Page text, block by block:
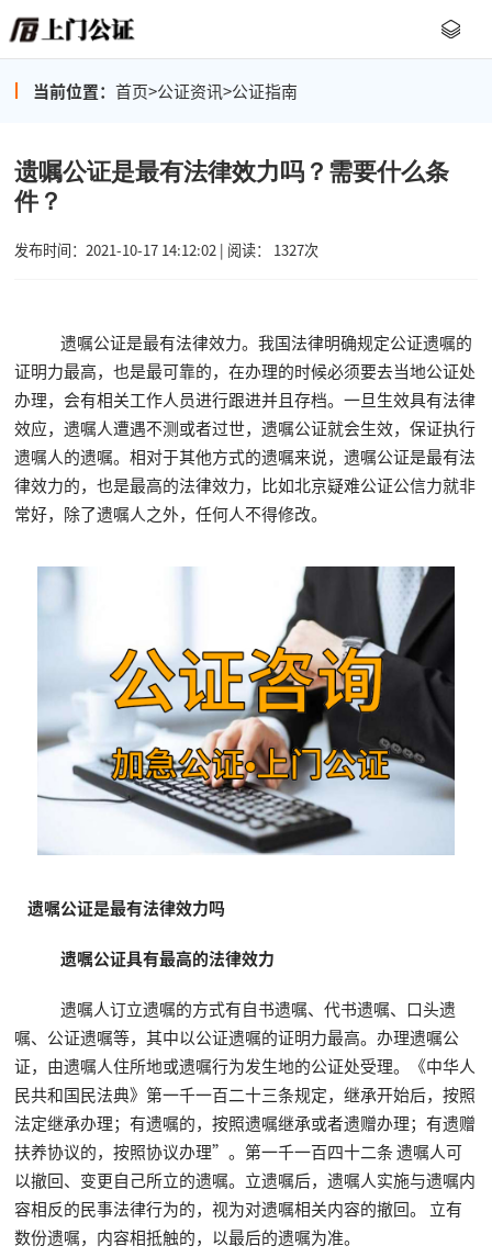
当前位置： 首页>公证资讯>公证指南
遗嘱公证是最有法律效力吗？需要什么条
件？
发布时间：2021-10-17 14:12:02 | 阅读： 1327次
遗嘱公证是最有法律效力。我国法律明确规定公证遗嘱的
证明力最高，也是最可靠的，在办理的时候必须要去当地公证处
办理，会有相关工作人员进行跟进并且存档。一旦生效具有法律
效应，遗嘱人遭遇不测或者过世，遗嘱公证就会生效，保证执行
遗嘱人的遗嘱。相对于其他方式的遗嘱来说，遗嘱公证是最有法
律效力的，也是最高的法律效力，比如北京疑难公证公信力就非
常好，除了遗嘱人之外，任何人不得修改。
遗嘱公证是最有法律效力吗
遗嘱公证具有最高的法律效力
遗嘱人订立遗嘱的方式有自书遗嘱、代书遗嘱、口头遗
嘱、公证遗嘱等，其中以公证遗嘱的证明力最高。办理遗嘱公
证，由遗嘱人住所地或遗嘱行为发生地的公证处受理。《中华人
民共和国民法典》第一千一百二十三条规定，继承开始后，按照
法定继承办理；有遗嘱的，按照遗嘱继承或者遗赠办理；有遗赠
扶养协议的，按照协议办理”。第一千一百四十二条 遗嘱人可
以撤回、变更自己所立的遗嘱。立遗嘱后，遗嘱人实施与遗嘱内
容相反的民事法律行为的，视为对遗嘱相关内容的撤回。 立有
数份遗嘱，内容相抵触的，以最后的遗嘱为准。